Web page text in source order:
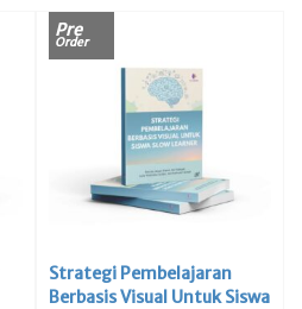
Pre
Order
Strategi Pembelajaran
Berbasis Visual Untuk Siswa